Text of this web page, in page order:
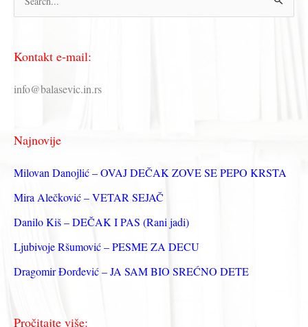
р
т
р
а
з
а
Kontakt e-mail:
info@balasevic.in.rs
Najnovije
Milovan Danojlić – OVAJ DEČAK ZOVE SE PEPO KRSTA
Mira Alečković – VETAR SEJAČ
Danilo Kiš – DEČAK I PAS (Rani jadi)
Ljubivoje Ršumović – PESME ZA DECU
Dragomir Đorđević – JA SAM BIO SREĆNO DETE
Pročitajte više: